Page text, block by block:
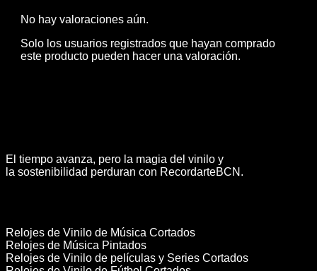
No hay valoraciones aún.
Solo los usuarios registrados que hayan comprado
este producto pueden hacer una valoración.
El tiempo avanza, pero la magia del vinilo y
la sostenibilidad perduran con RecordarteBCN.
Relojes de Vinilo de Música Cortados
Relojes de Música Pintados
Relojes de Vinilo de películas y Series Cortados